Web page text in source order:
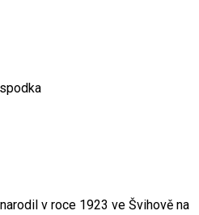
v roce 1923 ve Švihově na